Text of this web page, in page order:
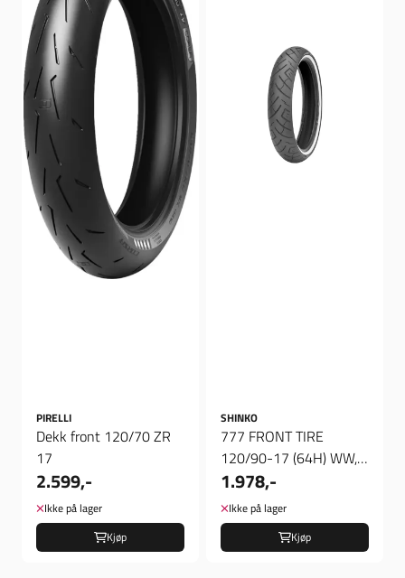
PIRELLI
Dekk front 120/70 ZR
17
2.599,-
Ikke på lager
Kjøp
SHINKO
777 FRONT TIRE
120/90-17 (64H) WW,
Dekk foran
1.978,-
Ikke på lager
Kjøp